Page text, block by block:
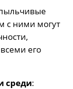
с ними могут
его
среди: